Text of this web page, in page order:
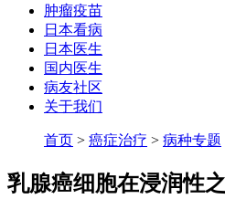
肿瘤疫苗
日本看病
日本医生
国内医生
病友社区
关于我们
首页 > 癌症治疗 > 病种专题
乳腺癌细胞在浸润性